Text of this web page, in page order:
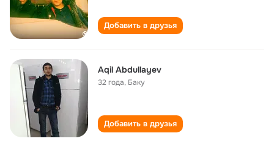
Добавить в друзья
Aqil Abdullayev
32 года, Баку
Добавить в друзья